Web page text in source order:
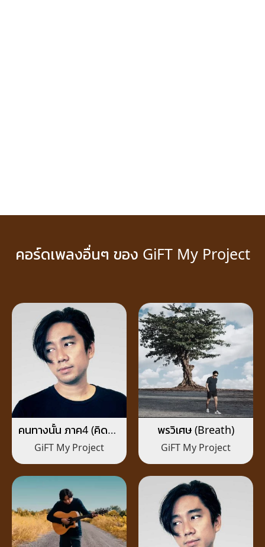
คอร์ดเพลงอื่นๆ ของ GiFT My Project
คนทางนั้น ภาค4 (คิดถึง
เหมือนเดิม)
GiFT My Project
พรวิเศษ (Breath)
GiFT My Project